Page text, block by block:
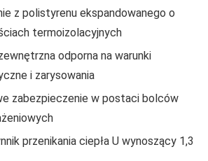
z polistyrenu ekspandowanego o
termoizolacyjnych
odporna na warunki
i zarysowania
zabezpieczenie w postaci bolców
przenikania ciepła U wynoszący 1,3